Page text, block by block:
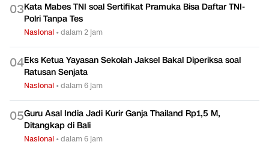
03Kata Mabes TNI soal Sertifikat Pramuka Bisa Daftar TNI-
Polri Tanpa Tes
Nasional •dalam 2 jam
04Eks Ketua Yayasan Sekolah Jaksel Bakal Diperiksa soal
Ratusan Senjata
Nasional •dalam 6 jam
05Guru Asal India Jadi Kurir Ganja Thailand Rp1,5 M,
Ditangkap di Bali
Nasional •dalam 6 jam